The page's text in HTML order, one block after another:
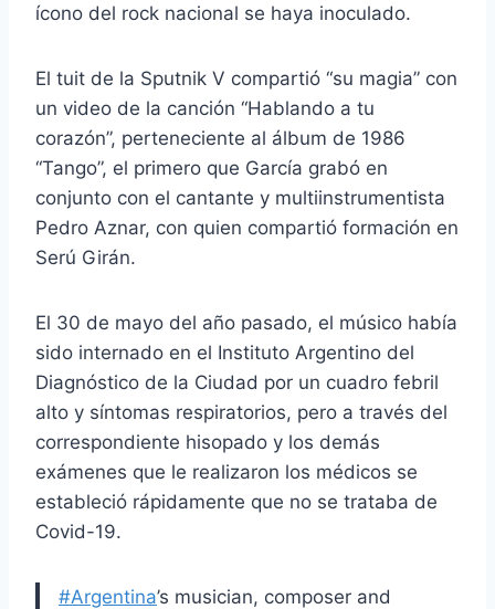
ícono del rock nacional se haya inoculado.
El tuit de la Sputnik V compartió “su magia” con
un video de la canción “Hablando a tu
corazón”, perteneciente al álbum de 1986
“Tango”, el primero que García grabó en
conjunto con el cantante y multiinstrumentista
Pedro Aznar, con quien compartió formación en
Serú Girán.
El 30 de mayo del año pasado, el músico había
sido internado en el Instituto Argentino del
Diagnóstico de la Ciudad por un cuadro febril
alto y síntomas respiratorios, pero a través del
correspondiente hisopado y los demás
exámenes que le realizaron los médicos se
estableció rápidamente que no se trataba de
Covid-19.
#Argentina’s musician, composer and